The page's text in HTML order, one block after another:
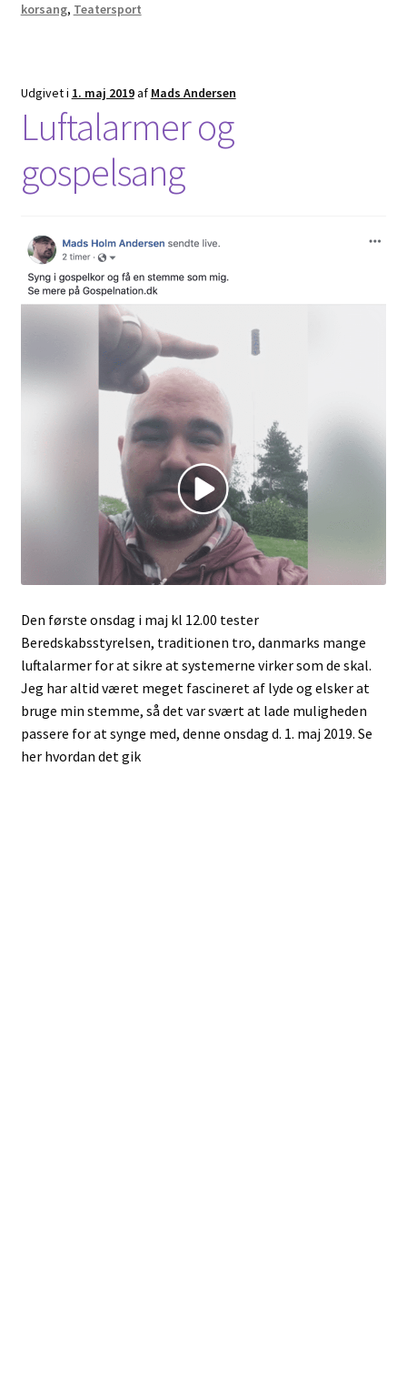
korsang, Teatersport
Udgivet i 1. maj 2019af Mads Andersen
Luftalarmer og
gospelsang
Den første onsdag i maj kl 12.00 tester
Beredskabsstyrelsen, traditionen tro, danmarks mange
luftalarmer for at sikre at systemerne virker som de skal.
Jeg har altid været meget fascineret af lyde og elsker at
bruge min stemme, så det var svært at lade muligheden
passere for at synge med, denne onsdag d. 1. maj 2019. Se
her hvordan det gik